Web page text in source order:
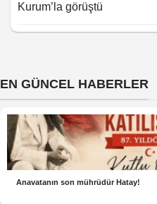
Kurum’la görüştü
EN GÜNCEL HABERLER
Anavatanın son mührüdür Hatay!